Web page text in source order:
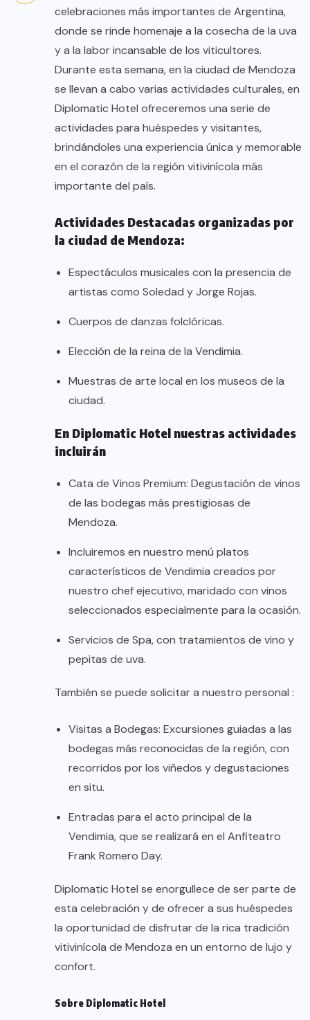
celebraciones más importantes de Argentina,
donde se rinde homenaje a la cosecha de la uva
y a la labor incansable de los viticultores.
Durante esta semana, en la ciudad de Mendoza
se llevan a cabo varias actividades culturales, en
Diplomatic Hotel ofreceremos una serie de
actividades para huéspedes y visitantes,
brindándoles una experiencia única y memorable
en el corazón de la región vitivinícola más
importante del país.
Actividades Destacadas organizadas por
la ciudad de Mendoza:
Espectáculos musicales con la presencia de
artistas como Soledad y Jorge Rojas.
Cuerpos de danzas folclóricas.
Elección de la reina de la Vendimia.
Muestras de arte local en los museos de la
ciudad.
En Diplomatic Hotel nuestras actividades
incluirán
Cata de Vinos Premium: Degustación de vinos
de las bodegas más prestigiosas de
Mendoza.
Incluiremos en nuestro menú platos
característicos de Vendimia creados por
nuestro chef ejecutivo, maridado con vinos
seleccionados especialmente para la ocasión.
Servicios de Spa, con tratamientos de vino y
pepitas de uva.
También se puede solicitar a nuestro personal :
Visitas a Bodegas: Excursiones guiadas a las
bodegas más reconocidas de la región, con
recorridos por los viñedos y degustaciones
en situ.
Entradas para el acto principal de la
Vendimia, que se realizará en el Anfiteatro
Frank Romero Day.
Diplomatic Hotel se enorgullece de ser parte de
esta celebración y de ofrecer a sus huéspedes
la oportunidad de disfrutar de la rica tradición
vitivinícola de Mendoza en un entorno de lujo y
confort.
Sobre Diplomatic Hotel